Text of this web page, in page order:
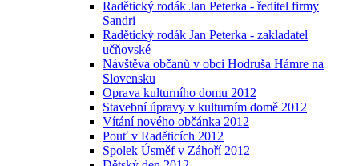
Radětický rodák Jan Peterka - ředitel firmy
Sandri
Radětický rodák Jan Peterka - zakladatel
učňovské
Návštěva občanů v obci Hodruša Hámre na
Slovensku
Oprava kulturního domu 2012
Stavební úpravy v kulturním domě 2012
Vítání nového občánka 2012
Pouť v Raděticích 2012
Spolek Úsměf v Záhoří 2012